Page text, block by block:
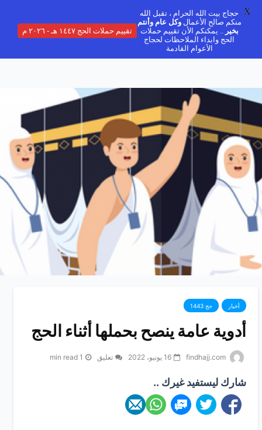
أخبار حج 1443
أدوية عامة ينصح بحملها أثناء الحج
findhajj.com 16 يونيو، 2022 تعليق 1 min read
شارك ليستفيد غيرك ..
حجاج بيت الله الحرام ، تقبل الله
منكم صالح الأعمالوكل عام وأنتم
بخير .. يمكنكم الأن تقييم حملات
الحج وابداء الملاحظات لحجاج
الأعوام القادمة
تقييم حملات الحج ١٤٤٧ هـ - ٢٠٢٦ م
X